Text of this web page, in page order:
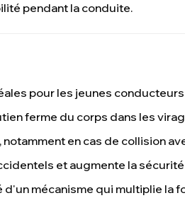
pendant la conduite.
pour les jeunes
ferme du corps dans les
en cas de collision
et augmente la
d'un mécanisme qui multiplie la